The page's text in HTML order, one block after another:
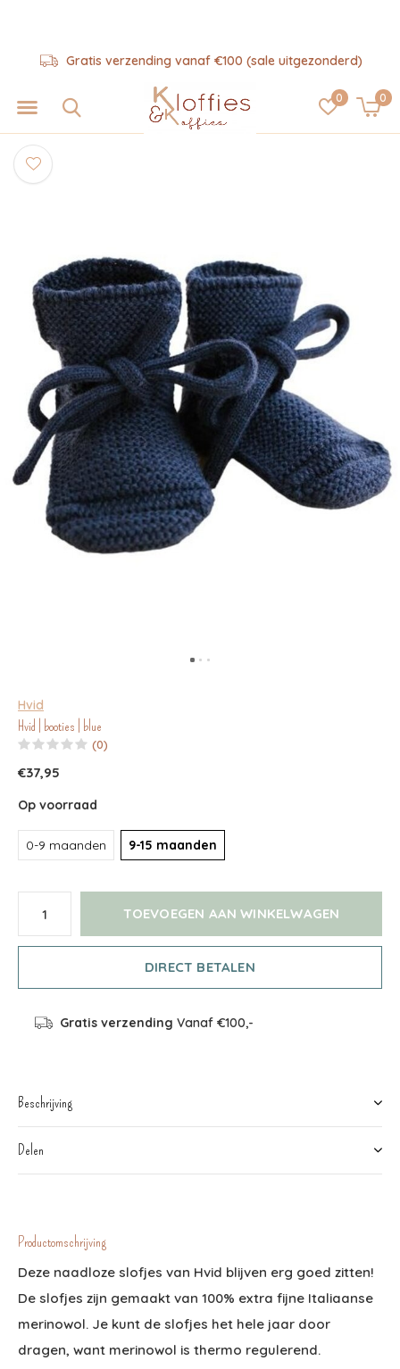
0 0
Gratis verzending vanaf €100 (sale uitgezonderd)
Hvid
Hvid | booties | blue
(0)
€37,95
Op voorraad
0-9 maanden 9-15 maanden
TOEVOEGEN AAN WINKELWAGEN
DIRECT BETALEN
Gratis verzending Vanaf €100,-
Beschrijving
Delen
Productomschrijving
Deze naadloze slofjes van Hvid blijven erg goed zitten!
De slofjes zijn gemaakt van 100% extra fijne Italiaanse
merinowol. Je kunt de slofjes het hele jaar door
dragen, want merinowol is thermo regulerend.